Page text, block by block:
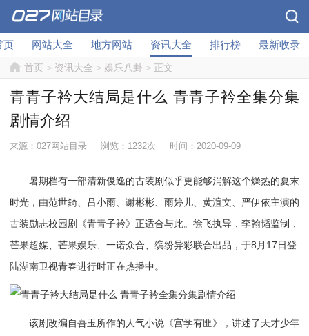
页 网站大全 地方网站 资讯大全 排行榜 最新收录
首页 > 资讯大全 > 娱乐八卦> 正文
青青子衿大结局是什么 青青子衿全集分集
剧情介绍
来源：027网站目录 浏览：1232次 时间：2020-09-09
暑期档有一部清新俊逸的古装剧似乎更能够消解这个燥热的夏末
时光，由范世錡、吕小雨、谢彬彬、雨婷儿、黄渲文、严伊依主演的
古装励志校园剧《青青子衿》正适合与此。徐飞执导，李翰韬监制，
芒果超媒、芒果娱乐、一诺众合、缤纷异彩联合出品，于8月17日登
陆湖南卫视青春进行时正在热播中。
该剧改编自吾玉所作的人气小说《宫学有匪》，讲述了天才少年